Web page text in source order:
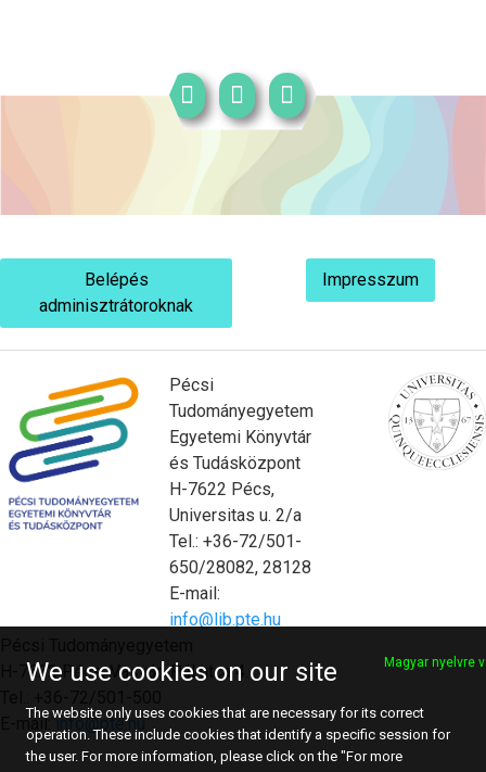
Belépés
adminisztrátoroknak
Impresszum
Pécsi
Tudományegyetem
Egyetemi Könyvtár
és Tudásközpont
H-7622 Pécs,
Universitas u. 2/a
Tel.: +36-72/501-
650/28082, 28128
E-mail:
info@lib.pte.hu
H-7622 Pécs, Vasvári Pál utca 4.
E-mail:info@pte.hu
We use cookies on our site Magyar nyelvre
The website only uses cookies that are necessary for its correct
operation. These include cookies that identify a specific session for
the user. For more information, please click on the "For more